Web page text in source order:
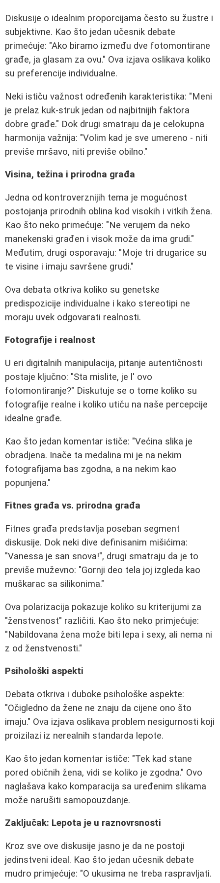
Diskusije o idealnim proporcijama često su žustre i
subjektivne. Kao što jedan učesnik debate
primećuje: "Ako biramo između dve fotomontirane
građe, ja glasam za ovu." Ova izjava oslikava koliko
su preferencije individualne.
Neki ističu važnost određenih karakteristika: "Meni
je prelaz kuk-struk jedan od najbitnijih faktora
dobre građe." Dok drugi smatraju da je celokupna
harmonija važnija: "Volim kad je sve umereno - niti
previše mršavo, niti previše obilno."
Visina, težina i prirodna građa
Jedna od kontroverznijih tema je mogućnost
postojanja prirodnih oblina kod visokih i vitkih žena.
Kao što neko primećuje: "Ne verujem da neko
manekenski građen i visok može da ima grudi."
Međutim, drugi osporavaju: "Moje tri drugarice su
te visine i imaju savršene grudi."
Ova debata otkriva koliko su genetske
predispozicije individualne i kako stereotipi ne
moraju uvek odgovarati realnosti.
Fotografije i realnost
U eri digitalnih manipulacija, pitanje autentičnosti
postaje ključno: "Sta mislite, je l' ovo
fotomontiranje?" Diskutuje se o tome koliko su
fotografije realne i koliko utiču na naše percepcije
idealne građe.
Kao što jedan komentar ističe: "Većina slika je
obradjena. Inače ta medalina mi je na nekim
fotografijama bas zgodna, a na nekim kao
popunjena."
Fitnes građa vs. prirodna građa
Fitnes građa predstavlja poseban segment
diskusije. Dok neki dive definisanim mišićima:
"Vanessa je san snova!", drugi smatraju da je to
previše muževno: "Gornji deo tela joj izgleda kao
muškarac sa silikonima."
Ova polarizacija pokazuje koliko su kriterijumi za
"ženstvenost" različiti. Kao što neko primjećuje:
"Nabildovana žena može biti lepa i sexy, ali nema ni
z od ženstvenosti."
Psihološki aspekti
Debata otkriva i duboke psihološke aspekte:
"Očigledno da žene ne znaju da cijene ono što
imaju." Ova izjava oslikava problem nesigurnosti koji
proizilazi iz nerealnih standarda lepote.
Kao što jedan komentar ističe: "Tek kad stane
pored običnih žena, vidi se koliko je zgodna." Ovo
naglašava kako komparacija sa uređenim slikama
može narušiti samopouzdanje.
Zaključak: Lepota je u raznovrsnosti
Kroz sve ove diskusije jasno je da ne postoji
jedinstveni ideal. Kao što jedan učesnik debate
mudro primjećuje: "O ukusima ne treba raspravljati.